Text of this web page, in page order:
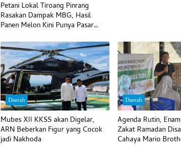
Petani Lokal Tiroang Pinrang
Rasakan Dampak MBG, Hasil
Panen Melon Kini Punya Pasar
Daerah
Mubes XII KKSS akan Digelar,
ARN Beberkan Figur yang Cocok
jadi Nakhoda
Daerah
Agenda Rutin,
Zakat Ramadan
Cahaya Mario